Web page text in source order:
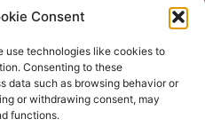
Consent
use technologies like cookies to
Consenting to these
data such as browsing behavior or
or withdrawing consent, may
functions.